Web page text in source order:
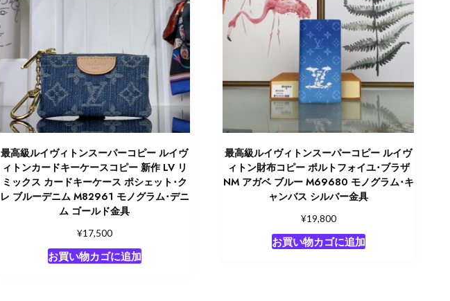
最高級ルイヴィトンスーパーコピー ルイヴ
ィトンカードキーケースコピー 新作 LV リ
ミックス カードキーケース ポシェット･ク
レ ブルーデニム M82961 モノグラム･デニ
ム ゴールド金具
¥17,500
お買い物カゴに追加
最高級ルイヴィトンスーパーコピー ルイヴ
ィトン財布コピー ポルトフォイユ･ブラザ
NM アガベ ブルー M69680 モノグラム･キ
ャンバス シルバー金具
¥19,800
お買い物カゴに追加